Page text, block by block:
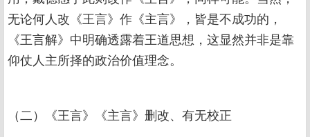
无论何人改《王言》作《主言》，皆是不成功的，
《王言解》中明确透露着王道思想，这显然并非是靠
仰仗人主所择的政治价值理念。
（二）《王言》《主言》删改、有无校正